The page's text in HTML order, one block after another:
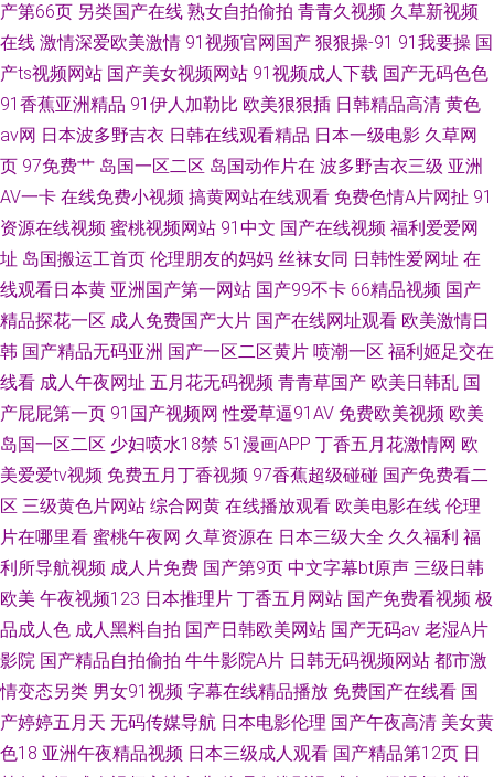
产第66页 另类国产在线 熟女自拍偷拍 青青久视频 久草新视频
在线 激情深爱欧美激情 91视频官网国产 狠狠操-91 91我要操 国
产ts视频网站 国产美女视频网站 91视频成人下载 国产无码色色
91香蕉亚洲精品 91伊人加勒比 欧美狠狠插 日韩精品高清 黄色
av网 日本波多野吉衣 日韩在线观看精品 日本一级电影 久草网
页 97免费艹 岛国一区二区 岛国动作片在 波多野吉衣三级 亚洲
AV一卡 在线免费小视频 搞黄网站在线观看 免费色情A片网扯 91
资源在线视频 蜜桃视频网站 91中文 国产在线视频 福利爱爱网
址 岛国搬运工首页 伦理朋友的妈妈 丝袜女同 日韩性爱网址 在
线观看日本黄 亚洲国产第一网站 国产99不卡 66精品视频 国产
精品探花一区 成人免费国产大片 国产在线网址观看 欧美激情日
韩 国产精品无码亚洲 国产一区二区黄片 喷潮一区 福利姬足交在
线看 成人午夜网址 五月花无码视频 青青草国产 欧美日韩乱 国
产屁屁第一页 91国产视频网 性爱草逼91AV 免费欧美视频 欧美
岛国一区二区 少妇喷水18禁 51漫画APP 丁香五月花激情网 欧
美爱爱tv视频 免费五月丁香视频 97香蕉超级碰碰 国产免费看二
区 三级黄色片网站 综合网黄 在线播放观看 欧美电影在线 伦理
片在哪里看 蜜桃午夜网 久草资源在 日本三级大全 久久福利 福
利所导航视频 成人片免费 国产第9页 中文字幕bt原声 三级日韩
欧美 午夜视频123 日本推理片 丁香五月网站 国产免费看视频 极
品成人色 成人黑料自拍 国产日韩欧美网站 国产无码av 老湿A片
影院 国产精品自拍偷拍 牛牛影院A片 日韩无码视频网站 都市激
情变态另类 男女91视频 字幕在线精品播放 免费国产在线看 国
产婷婷五月天 无码传媒导航 日本电影伦理 国产午夜高清 美女黄
色18 亚洲午夜精品视频 日本三级成人观看 国产精品第12页 日